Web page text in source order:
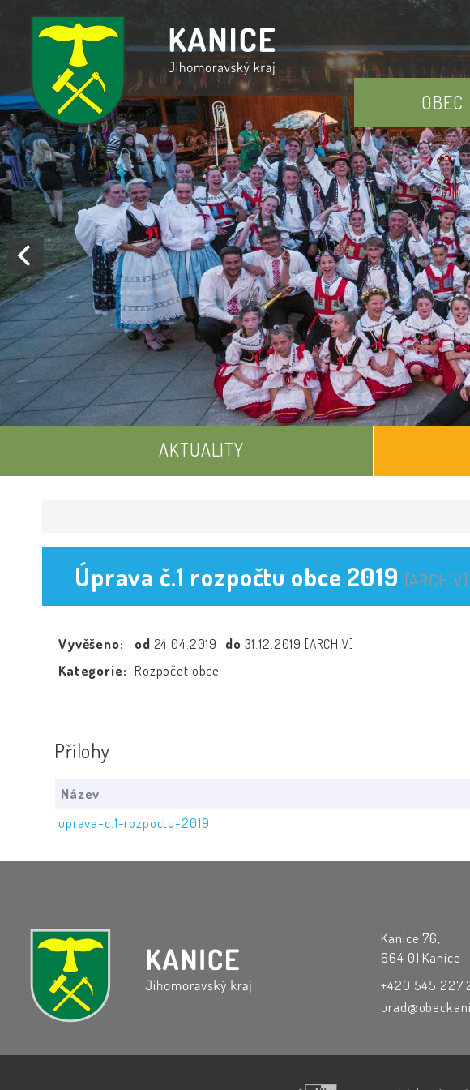
OBEC
AKTUALITY
Úprava č.1 rozpočtu obce 2019 [ARCHIV]
Vyvěšeno: od 24.04.2019 do 31.12.2019 [ARCHIV]
Kategorie: Rozpočet obce
Přílohy
Název
uprava-c.1-rozpoctu-2019
Kanice 76,
664 01 Kanice
+420 545 227